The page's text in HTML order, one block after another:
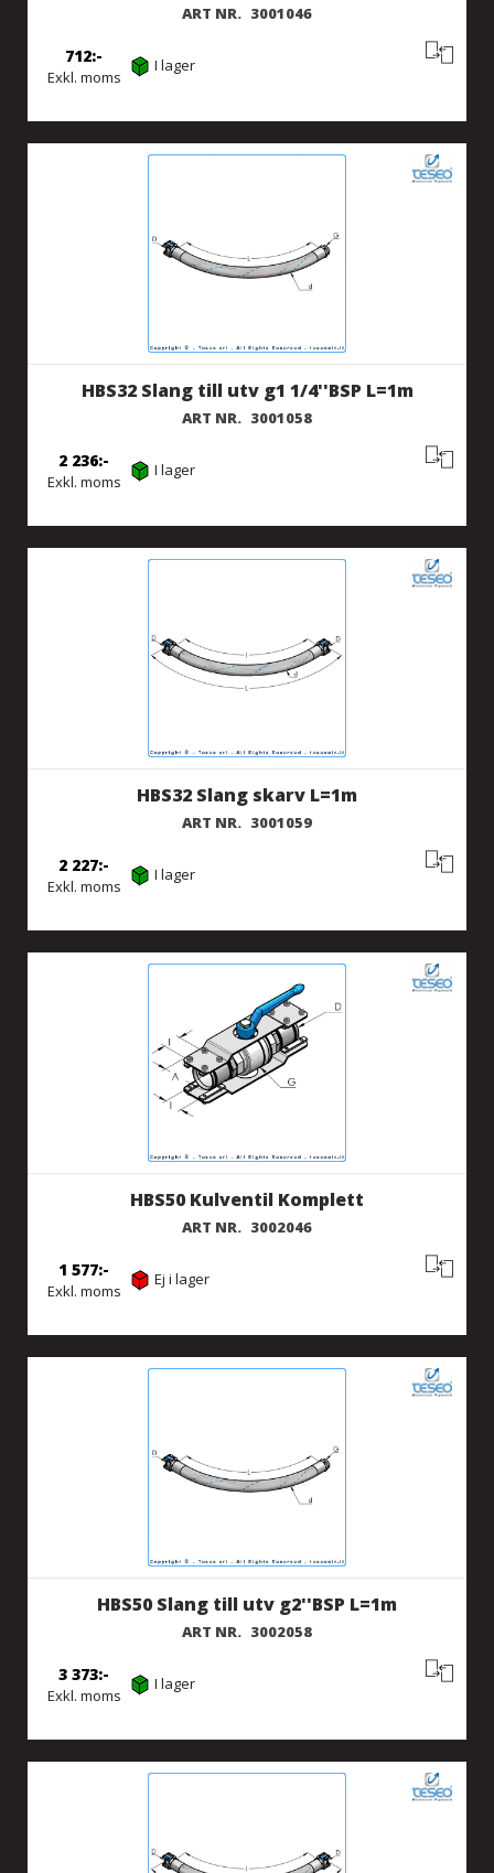
ART NR. 3001046
Exkl. moms
712 I lager
HBS32 Slang till utv g1 1/4''BSP L=1m
ART NR. 3001058
Exkl. moms
2 236 I lager
HBS32 Slang skarv L=1m
ART NR. 3001059
Exkl. moms
2 227 I lager
HBS50 Kulventil Komplett
ART NR. 3002046
Exkl. moms
1 577 Ej i lager
HBS50 Slang till utv g2''BSP L=1m
ART NR. 3002058
Exkl. moms
3 373 I lager